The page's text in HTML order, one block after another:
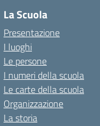
La Scuola
Presentazione
I luoghi
Le persone
I numeri della scuola
Le carte della scuola
Organizzazione
La storia